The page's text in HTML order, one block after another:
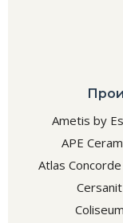
Ametis by
APE
Atlas
Cersanit
Coliseum